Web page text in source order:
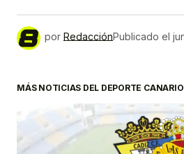
por RedacciónPublicado el
MÁS NOTICIAS DEL DEPORTE CANARIO